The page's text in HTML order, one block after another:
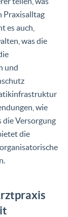
Praxisalltag
es auch,
was die
und
wie
die Versorgung
die